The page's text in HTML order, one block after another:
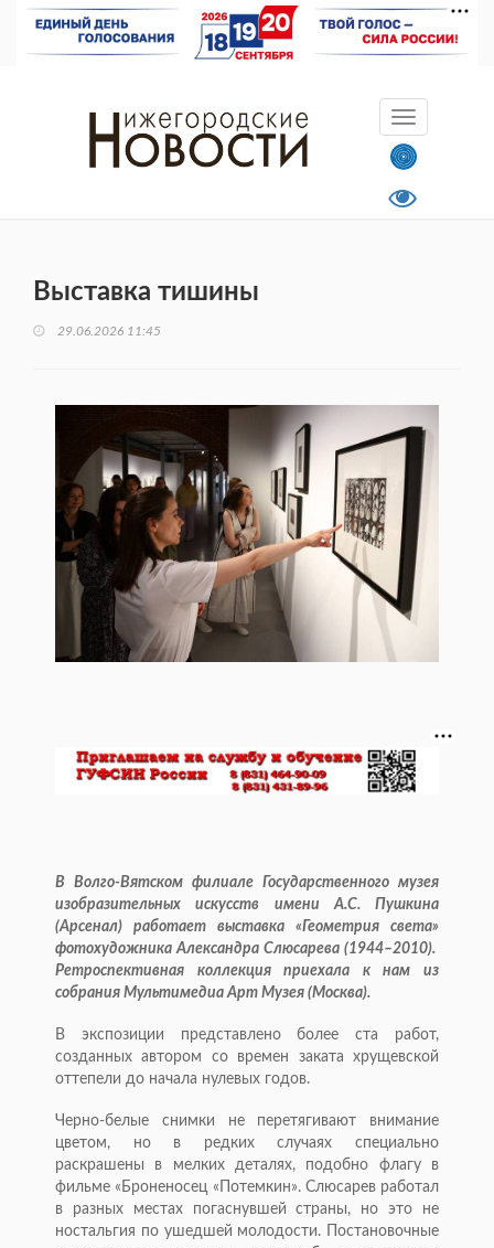
Выставка тишины
29.06.2026 11:45
В Волго-Вятском филиале Государственного музея
изобразительных искусств имени А.С. Пушкина
(Арсенал) работает выставка «Геометрия света»
фотохудожника Александра Слюсарева (1944–2010).
Ретроспективная коллекция приехала к нам из
собрания Мультимедиа Арт Музея (Москва).
В экспозиции представлено более ста работ,
созданных автором со времен заката хрущевской
оттепели до начала нулевых годов.
Черно-белые снимки не перетягивают внимание
цветом, но в редких случаях специально
раскрашены в мелких деталях, подобно флагу в
фильме «Броненосец «Потемкин». Слюсарев работал
в разных местах погаснувшей страны, но это не
ностальгия по ушедшей молодости. Постановочные